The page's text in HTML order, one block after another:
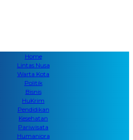
Home
Lintas Nusa
Warta Kota
Politik
Bisnis
HuKrim
Pendidikan
Kesehatan
Pariwisata
Humaniora